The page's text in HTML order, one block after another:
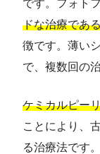
です。フォト
ドな治療であ
徴です。薄い
で、複数回の
ケミカルピー
ことにより、
る治療法です